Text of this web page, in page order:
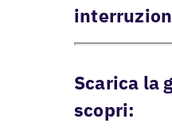
Scarica la
scopri: